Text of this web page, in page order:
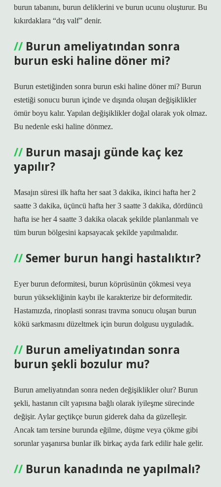
burun tabanını, burun deliklerini ve burun ucunu oluşturur. Bu
kıkırdaklara “dış valf” denir.
Burun ameliyatından sonra
burun eski haline döner mi?
Burun estetiğinden sonra burun eski haline döner mi? Burun
estetiği sonucu burun içinde ve dışında oluşan değişiklikler
ömür boyu kalır. Yapılan değişiklikler doğal olarak yok olmaz.
Bu nedenle eski haline dönmez.
Burun masajı günde kaç kez
yapılır?
Masajın süresi ilk hafta her saat 3 dakika, ikinci hafta her 2
saatte 3 dakika, üçüncü hafta her 3 saatte 3 dakika, dördüncü
hafta ise her 4 saatte 3 dakika olacak şekilde planlanmalı ve
tüm burun bölgesini kapsayacak şekilde yapılmalıdır.
Semer burun hangi hastalıktır?
Eyer burun deformitesi, burun köprüsünün çökmesi veya
burun yüksekliğinin kaybı ile karakterize bir deformitedir.
Hastamızda, rinoplasti sonrası travma sonucu oluşan burun
kökü sarkmasını düzeltmek için burun dolgusu uyguladık.
Burun ameliyatından sonra
burun şekli bozulur mu?
Burun ameliyatından sonra neden değişiklikler olur? Burun
şekli, hastanın cilt yapısına bağlı olarak iyileşme sürecinde
değişir. Aylar geçtikçe burun giderek daha da güzelleşir.
Ancak tam tersine burunda eğilme, düşme veya çökme gibi
sorunlar yaşanırsa bunlar ilk birkaç ayda fark edilir hale gelir.
Burun kanadında ne yapılmalı?